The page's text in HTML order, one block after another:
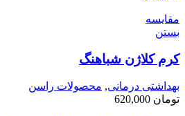
مقایسه
بستن
کرم کلاژن شباهنگ
بهداشتی درمانی, محصولات راسن
تومان